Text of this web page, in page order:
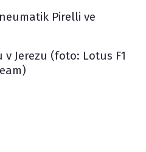
Pirelli ve
Jerezu (foto: Lotus F1